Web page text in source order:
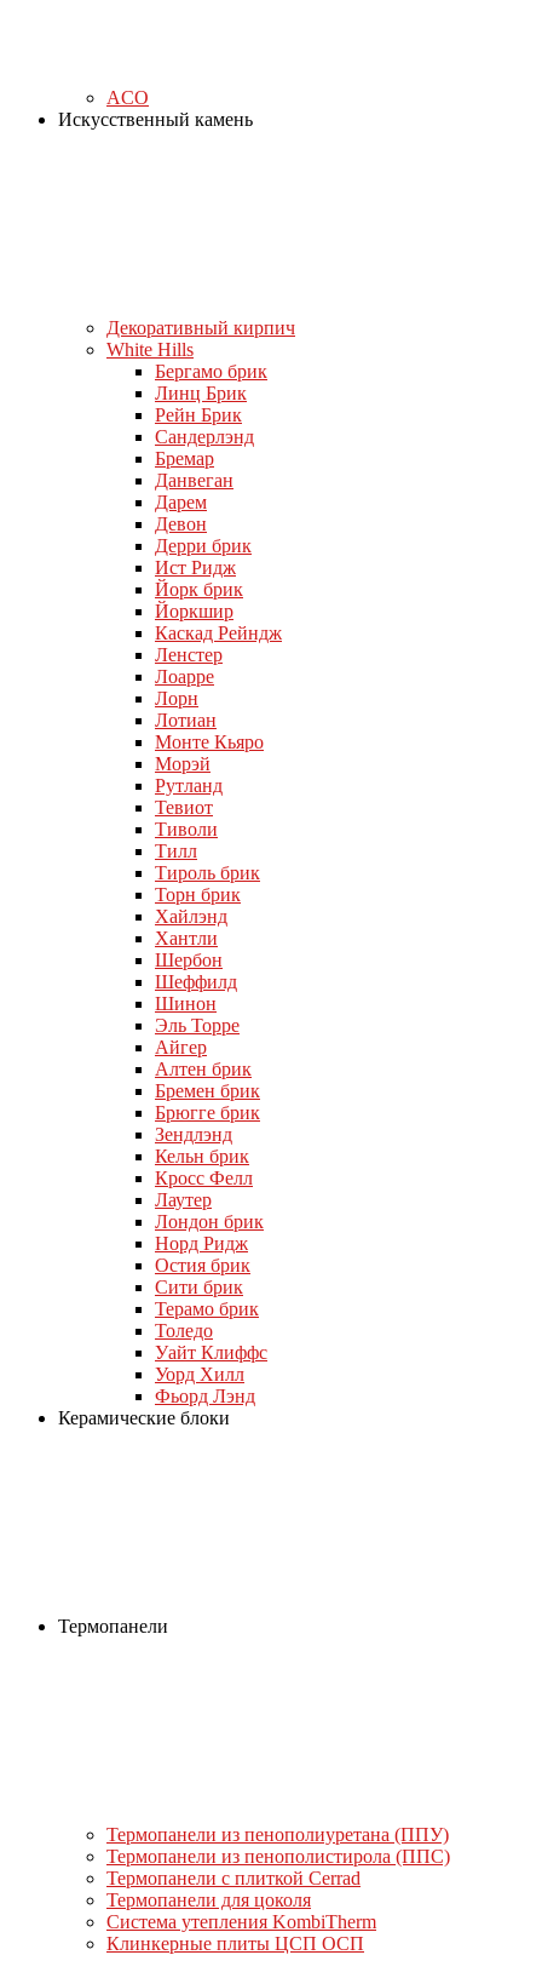
ACO
Искусственный камень
Декоративный кирпич
White Hills
Бергамо брик
Линц Брик
Рейн Брик
Сандерлэнд
Бремар
Данвеган
Дарем
Девон
Дерри брик
Ист Ридж
Йорк брик
Йоркшир
Каскад Рейндж
Ленстер
Лоарре
Лорн
Лотиан
Монте Кьяро
Морэй
Рутланд
Тевиот
Тиволи
Тилл
Тироль брик
Торн брик
Хайлэнд
Хантли
Шербон
Шеффилд
Шинон
Эль Торре
Айгер
Алтен брик
Бремен брик
Брюгге брик
Зендлэнд
Кельн брик
Кросс Фелл
Лаутер
Лондон брик
Норд Ридж
Остия брик
Сити брик
Терамо брик
Толедо
Уайт Клиффс
Уорд Хилл
Фьорд Лэнд
Керамические блоки
Термопанели
Термопанели из пенополиуретана (ППУ)
Термопанели из пенополистирола (ППС)
Термопанели с плиткой Cerrad
Термопанели для цоколя
Система утепления KombiTherm
Клинкерные плиты ЦСП ОСП